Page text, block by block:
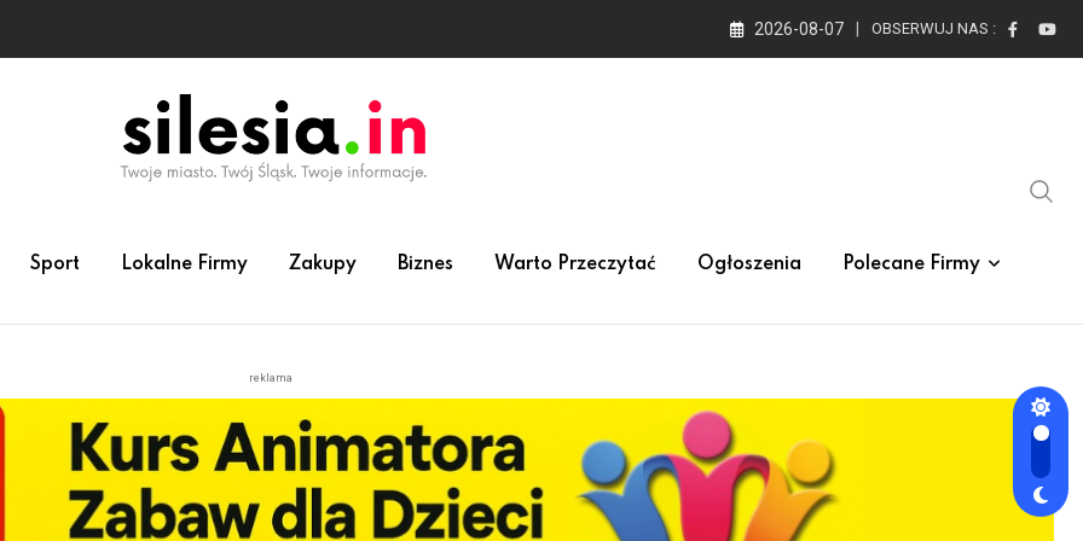
2026-08-07 OBSERWUJ NAS :
Sport Lokalne Firmy Zakupy Biznes Warto Przeczytać Ogłoszenia Polecane Firmy
reklama